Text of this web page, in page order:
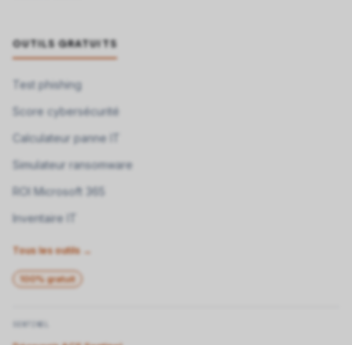
OUTILS GRATUITS
Test phishing
Score cybersécurité
Calculateur panne IT
Simulateur ransomware
ROI Microsoft 365
Inventaire IT
Tous les outils →
100% gratuit
SENTINEL